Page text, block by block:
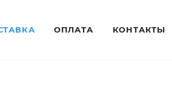
ОПЛАТА КОНТАКТЫ